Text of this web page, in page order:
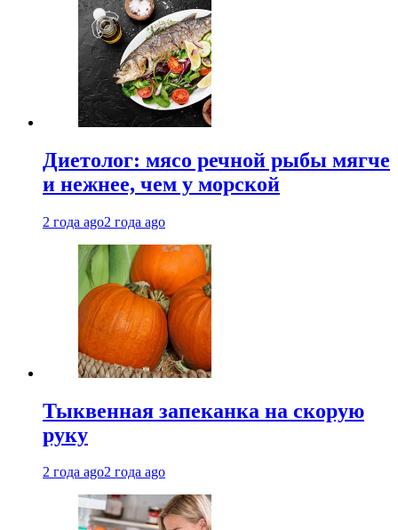
Диетолог: мясо речной рыбы мягче
и нежнее, чем у морской
2 года ago2 года ago
Тыквенная запеканка на скорую
руку
2 года ago2 года ago